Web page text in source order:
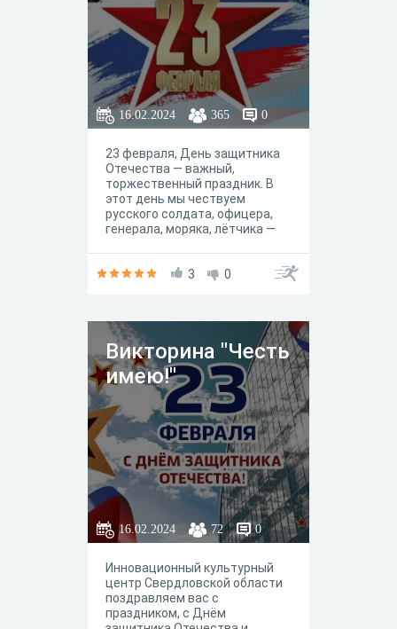
16.02.2024 365 0
23 февраля, День защитника
Отечества — важный,
торжественный праздник. В
этот день мы чествуем
русского солдата, офицера,
генерала, моряка, лётчика —
любимой Родины. 23 февраля
хотим сказать добрые слова и
будущим защитникам
Отечества, пожелать им расти
сильными, умными,
решительными.
3 0
Викторина "Честь
имею!"
16.02.2024 72 0
Инновационный культурный
центр Свердловской области
поздравляем вас с
праздником, с Днём